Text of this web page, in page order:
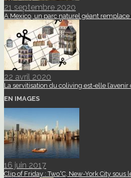
21 septembre 2020
A Mexico, un parc naturel géant
22 avril 2020
La servitisation du coliving est-elle l’avenir
EN IMAGES
16 juin 2017
Clip of Friday : Two°C, New-York City sous